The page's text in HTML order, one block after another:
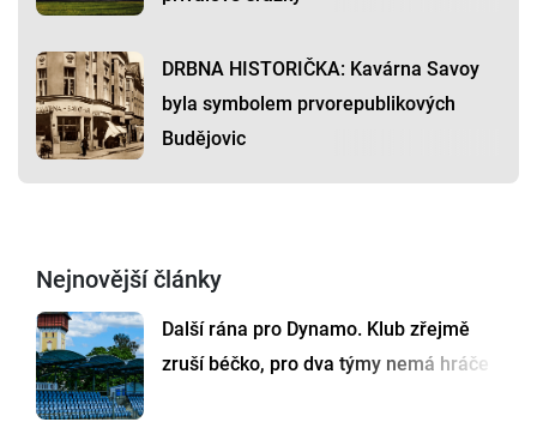
DRBNA HISTORIČKA: Kavárna Savoy
byla symbolem prvorepublikových
Budějovic
Nejnovější články
Další rána pro Dynamo. Klub zřejmě
zruší béčko, pro dva týmy nemá hráče